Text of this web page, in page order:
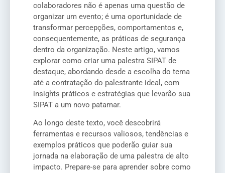
colaboradores não é apenas uma questão de
organizar um evento; é uma oportunidade de
transformar percepções, comportamentos e,
consequentemente, as práticas de segurança
dentro da organização. Neste artigo, vamos
explorar como criar uma palestra SIPAT de
destaque, abordando desde a escolha do tema
até a contratação do palestrante ideal, com
insights práticos e estratégias que levarão sua
SIPAT a um novo patamar.
Ao longo deste texto, você descobrirá
ferramentas e recursos valiosos, tendências e
exemplos práticos que poderão guiar sua
jornada na elaboração de uma palestra de alto
impacto. Prepare-se para aprender sobre como